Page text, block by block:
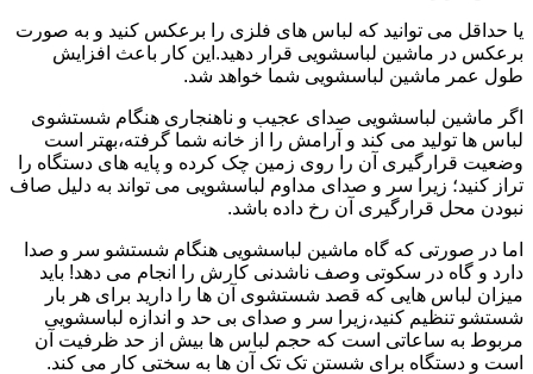
یا حداقل می توانید که لباس های فلزی را برعکس کنید و به صورت
برعکس در ماشین لباسشویی قرار دهید.این کار باعث افزایش
طول عمر ماشین لباسشویی شما خواهد شد.
اگر ماشین لباسشویی صدای عجیب و ناهنجاری هنگام شستشوی
لباس ها تولید می کند و آرامش را از خانه شما گرفته،بهتر است
وضعیت قرارگیری آن را روی زمین چک کرده و پایه های دستگاه را
تراز کنید؛ زیرا سر و صدای مداوم لباسشویی می تواند به دلیل صاف
نبودن محل قرارگیری آن رخ داده باشد.
اما در صورتی که گاه ماشین لباسشویی هنگام شستشو سر و صدا
دارد و گاه در سکوتی وصف ناشدنی کارش را انجام می دهد! باید
میزان لباس هایی که قصد شستشوی آن ها را دارید برای هر بار
شستشو تنظیم کنید،زیرا سر و صدای بی حد و اندازه لباسشویی
مربوط به ساعاتی است که حجم لباس ها بیش از حد ظرفیت آن
است و دستگاه برای شستن تک تک آن ها به سختی کار می کند.